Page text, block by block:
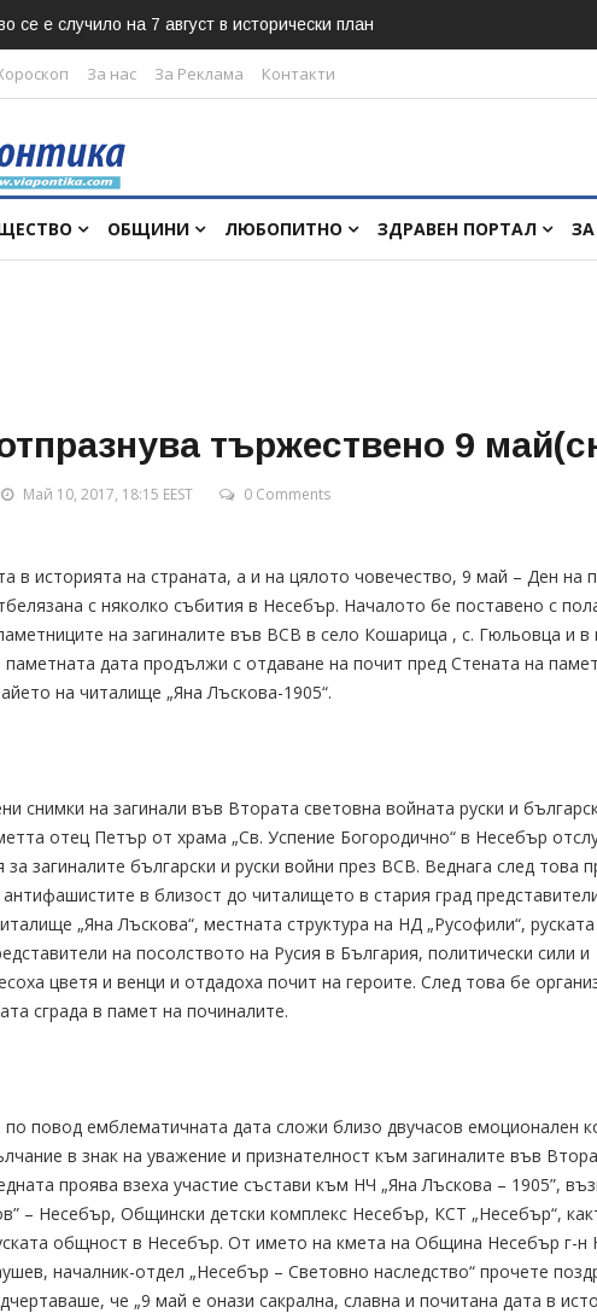
се е случило на 7 август в исторически план
За нас За Реклама Контакти
ОБЩИНИ ЛЮБОПИТНО ЗДРАВЕН ПОРТАЛ
тържествено 9
Май 10, 2017, 18:15 EEST 0 Comments
в историята на страната, а и на цялото човечество, 9 май – Ден на
с няколко събития в Несебър. Началото бе поставено с
на загиналите във ВСВ в село Кошарица , с. Гюльовца и в
паметната дата продължи с отдаване на почит пред Стената на
на читалище „Яна Лъскова-1905“.
снимки на загинали във Втората световна войната руски и
отец Петър от храма „Св. Успение Богородично“ в Несебър
за загиналите български и руски войни през ВСВ. Веднага след това
в близост до читалището в стария град
„Яна Лъскова“, местната структура на НД „Русофили“,
на посолството на Русия в България, политически сили и
цветя и венци и отдадоха почит на героите. След това бе
сграда в памет на починалите.
повод емблематичната дата сложи близо двучасов емоционален
в знак на уважение и признателност към загиналите във
проява взеха участие състави към НЧ „Яна Лъскова – 1905”,
– Несебър, Общински детски комплекс Несебър, КСТ „Несебър“,
общност в Несебър. От името на кмета на Община Несебър г-н
началник-отдел „Несебър – Световно наследство“ прочете
че „9 май е онази сакрална, славна и почитана дата в